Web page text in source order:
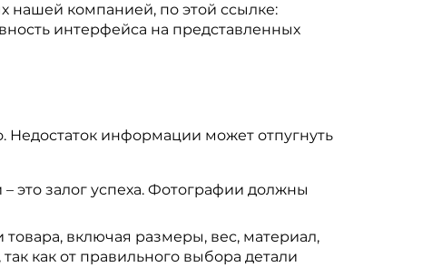
нашей компанией, по этой ссылке:
интерфейса на представленных
информации может отпугнуть
это залог успеха. Фотографии должны
включая размеры, вес, материал,
как от правильного выбора детали